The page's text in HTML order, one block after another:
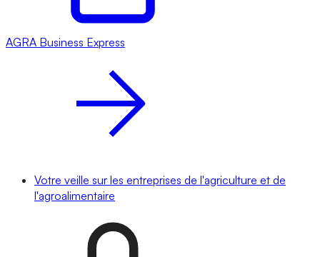
AGRA Business Express
Votre veille sur les entreprises de l'agriculture et de
l'agroalimentaire